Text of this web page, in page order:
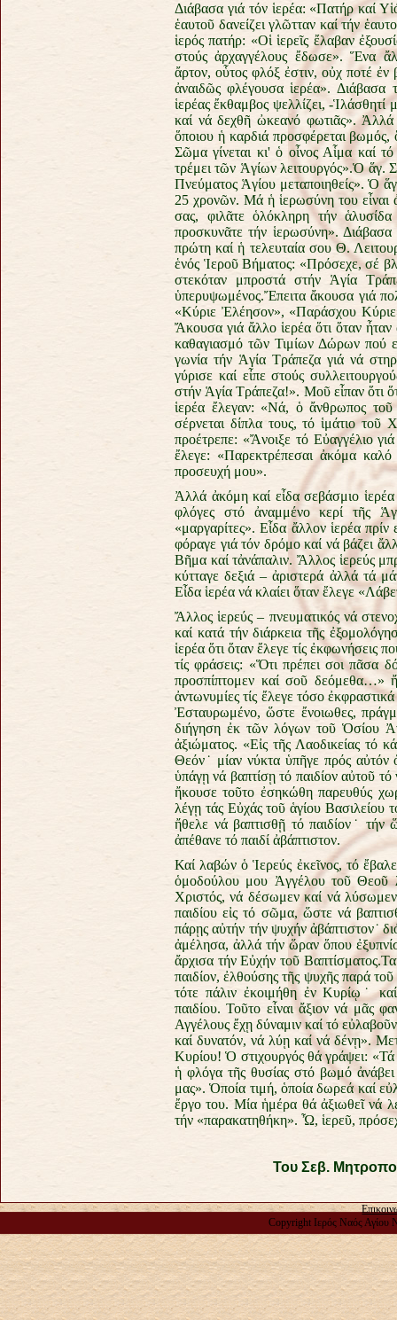
Διάβασα γιά τόν ἱερέα: «Πατήρ καί
ἑαυτοῦ δανείζει γλῶτταν καί τήν
ἱερός πατήρ: «Οἱ ἱερεῖς ἔλαβαν
στούς ἀρχαγγέλους ἔδωσε». Ἕνα
ἄρτον, οὗτος φλόξ ἐστιν, οὐχ ποτέ
ἀναιδῶς φλέγουσα ἱερέα».
ἱερέας ἔκθαμβος ψελλίζει, -Ἱλάσθητί
καί νά δεχθῆ ὠκεανό φωτιᾶς». Ἀλλά
ὅποιου ἡ καρδιά προσφέρεται βωμός,
Σῶμα γίνεται κι' ὁ οἶνος Αἷμα καί
τρέμει τῶν Ἁγίων λειτουργός».Ὁ ἅγ.
Πνεύματος Ἁγίου μεταποιηθείς». Ὁ
25 χρονῶν. Μά ἡ ἱερωσύνη του εἶναι
σας, φιλᾶτε ὁλόκληρη τήν
προσκυνᾶτε τήν ἱερωσύνη».
πρώτη καί ἡ τελευταία σου Θ.
ἑνός Ἱεροῦ Βήματος: «Πρόσεχε, σέ
στεκόταν μπροστά στήν Ἁγία
ὑπερυψωμένος.Ἔπειτα ἄκουσα γιά
«Κύριε Ἐλέησον», «Παράσχου
Ἄκουσα γιά ἄλλο ἱερέα ὅτι ὅταν
καθαγιασμό τῶν Τιμίων Δώρων πού
γωνία τήν Ἁγία Τράπεζα γιά νά
γύρισε καί εἶπε στούς
στήν Ἁγία Τράπεζα!». Μοῦ εἶπαν ὅτι
ἱερέα ἔλεγαν: «Νά, ὁ ἄνθρωπος
σέρνεται δίπλα τους, τό ἱμάτιο
προέτρεπε: «Ἄνοιξε τό Εὐαγγέλιο
ἔλεγε: «Παρεκτρέπεσαι ἀκόμα
προσευχή μου».
Ἀλλά ἀκόμη καί εἶδα σεβάσμιο
φλόγες στό ἀναμμένο κερί τῆς
«μαργαρίτες». Εἶδα ἄλλον ἱερέα
φόραγε γιά τόν δρόμο καί νά βάζει
Βῆμα καί τἀνάπαλιν. Ἄλλος ἱερεύς
κύτταγε δεξιά – ἀριστερά ἀλλά τά
Εἶδα ἱερέα νά κλαίει ὅταν ἔλεγε
Ἄλλος ἱερεύς – πνευματικός νά
καί κατά τήν διάρκεια τῆς
ἱερέα ὅτι ὅταν ἔλεγε τίς
τίς φράσεις: «Ὅτι πρέπει σοι
προσπίπτομεν καί σοῦ δεόμεθα…»
ἀντωνυμίες τίς ἔλεγε τόσο
Ἐσταυρωμένο, ὥστε ἔνοιωθες,
διήγηση ἐκ τῶν λόγων τοῦ Ὁσίου
ἀξιώματος. «Εἰς τῆς Λαοδικείας τό
Θεόν˙ μίαν νύκτα ὑπῆγε πρός
ὑπάγῃ νά βαπτίσῃ τό παιδίον αὐτοῦ
ἤκουσε τοῦτο ἐσηκώθη παρευθύς
λέγῃ τάς Εὐχάς τοῦ ἁγίου Βασιλείου
ἤθελε νά βαπτισθῇ τό παιδίον˙
ἀπέθανε τό παιδί ἀβάπτιστον.
Καί λαβών ὁ Ἱερεύς ἐκεῖνος, τό
ὁμοδούλου μου Ἀγγέλου τοῦ Θεοῦ
Χριστός, νά δέσωμεν καί νά
παιδίου εἰς τό σῶμα, ὥστε νά
πάρῃς αὐτήν τήν ψυχήν ἀβάπτιστον˙
ἀμέλησα, ἀλλά τήν ὥραν ὅπου
ἄρχισα τήν Εὐχήν τοῦ
παιδίον, ἐλθούσης τῆς ψυχῆς παρά
τότε πάλιν ἐκοιμήθη ἐν Κυρίῳ˙
παιδίου. Τοῦτο εἶναι ἄξιον νά μᾶς
Αγγέλους ἔχῃ δύναμιν καί τό
καί δυνατόν, νά λύῃ καί νά δένῃ».
Κυρίου! Ὁ στιχουργός θά γράψει:
ἡ φλόγα τῆς θυσίας στό βωμό ἀνάβει
μας». Ὁποία τιμή, ὁποία δωρεά καί
ἔργο του. Μία ἡμέρα θά ἀξιωθεῖ νά
τήν «παρακατηθήκη». Ὦ, ἱερεῦ,
Του Σεβ.
Copyright Ιερός Ναός Αγίου